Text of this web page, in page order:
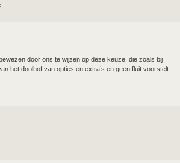
door ons te wijzen op deze keuze, die zoals bij
het doolhof van opties en extra’s en geen fluit voorstelt